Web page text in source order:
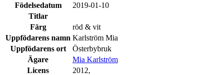
Födelsedatum
2019-01-10
Titlar
Färg
röd & vit
Uppfödarens namn Karlström Mia
Uppfödarens ort
Österbybruk
Ägare
Mia Karlström
Licens
2012,